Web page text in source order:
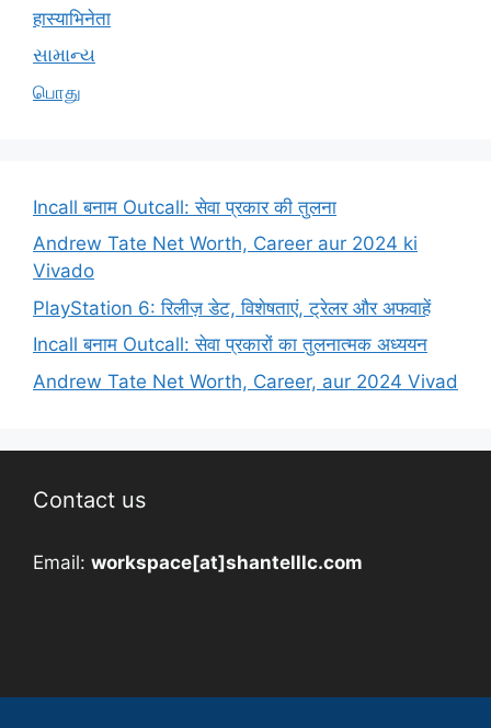
हास्याभिनेता
સામાન્ય
பொது
Incall बनाम Outcall: सेवा प्रकार की तुलना
Andrew Tate Net Worth, Career aur 2024 ki
Vivado
PlayStation 6: रिलीज़ डेट, विशेषताएं, ट्रेलर और अफवाहें
Incall बनाम Outcall: सेवा प्रकारों का तुलनात्मक अध्ययन
Andrew Tate Net Worth, Career, aur 2024 Vivad
Contact us
Email: workspace[at]shantelllc.com